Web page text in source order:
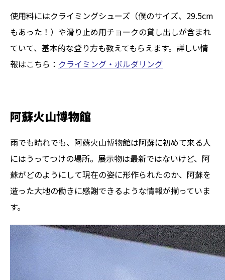
使用料にはクライミングシューズ（僕のサイズ、29.5cm
もあった！）や滑り止め用チョークの貸し出しが含まれ
ていて、基本的な登り方も教えてもらえます。詳しい情
報はこちら： クライミング・ボルダリング
阿蘇火山博物館
雨でも晴れでも、阿蘇火山博物館は阿蘇に初めて来る人
にはうってつけの場所。展示物は最新ではないけど、阿
蘇がどのようにして現在の姿に形作られたのか、阿蘇を
造った大地の働きに感謝できるような情報が揃っていま
す。